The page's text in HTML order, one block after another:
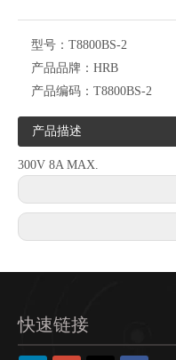
型号： T8800BS-2
产品品牌： HRB
产品编码： T8800BS-2
产品描述
300V 8A MAX.
快速链接